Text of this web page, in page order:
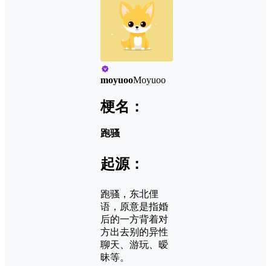
moyuooMoyuoo
梗名：
跑骚
起源：
跑骚，东北俚
语，原意是指婚
后的一方背着对
方出去别的异性
聊天、游玩、暧
昧等。